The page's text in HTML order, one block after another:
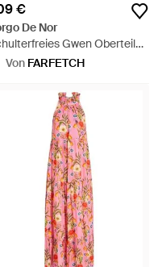
€
De Nor
Gwen Oberteil
Blumenprint - Weiß
Von FARFETCH